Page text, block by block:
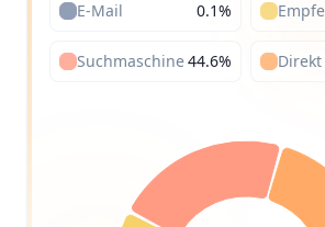
E-Mail 0.1%
Suchmaschine44.6% Direkt